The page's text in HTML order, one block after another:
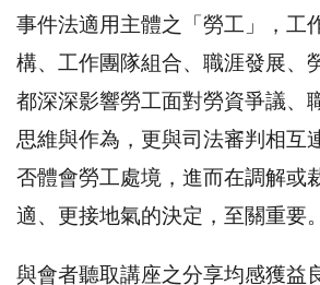
事件法適用主體之「勞工」，工
構、工作團隊組合、職涯發展、
都深深影響勞工面對勞資爭議、
思維與作為，更與司法審判相互
否體會勞工處境，進而在調解或
適、更接地氣的決定，至關重要。
與會者聽取講座之分享均感獲益